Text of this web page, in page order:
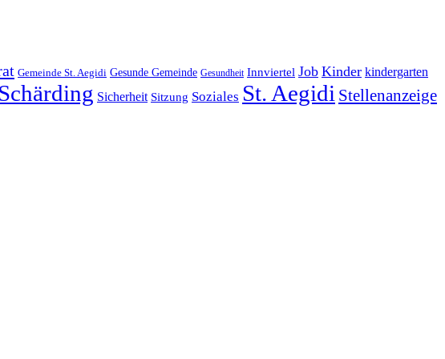
Gemeinde St. Aegidi Gesunde Gemeinde Gesundheit Innviertel Job Kinder kindergarten
Schärding Sicherheit Sitzung Soziales St. Aegidi Stellenanzeige